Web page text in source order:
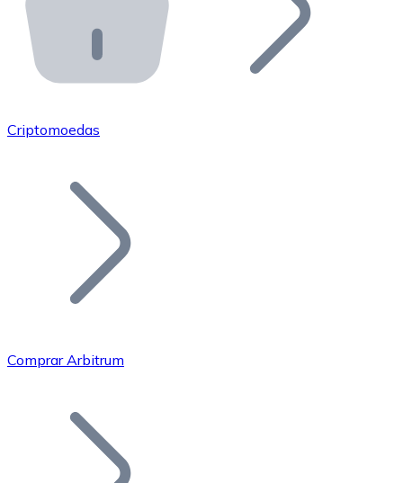
API Bitnovo
Integre nossa API no seu ecossistema.
Junte-se à nossa rede de revendedores e comercialize
Adicione o token do seu projeto ao nosso serviço de
Bitcoin
Criptomoedas
Comprar Arbitrum